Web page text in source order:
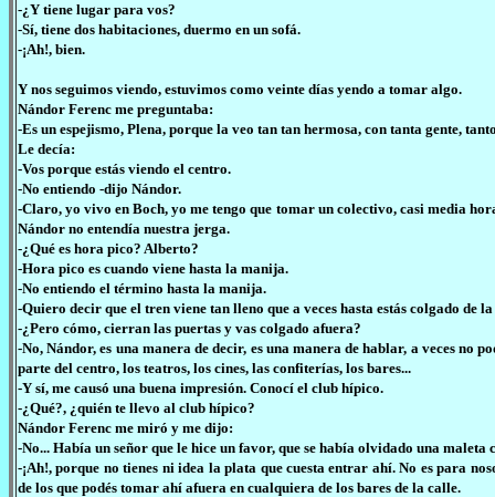
-¿Y tiene lugar para vos?
-Sí, tiene dos habitaciones, duermo en un sofá.
-¡Ah!, bien.
Y nos seguimos viendo, estuvimos como veinte días yendo a tomar algo.
Nándor Ferenc me preguntaba:
-Es un espejismo, Plena, porque la veo tan tan hermosa, con tanta gente,
Le decía:
-Vos porque estás viendo el centro.
-No entiendo -dijo Nándor.
-Claro, yo vivo en Boch, yo me tengo que tomar un colectivo, casi media
Nándor no entendía nuestra jerga.
-¿Qué es hora pico? Alberto?
-Hora pico es cuando viene hasta la manija.
-No entiendo el término hasta la manija.
-Quiero decir que el tren viene tan lleno que a veces hasta estás colgado de
-¿Pero cómo, cierran las puertas y vas colgado afuera?
-No, Nándor, es una manera de decir, es una manera de hablar, a veces no
parte del centro, los teatros, los cines, las confiterías, los bares...
-Y sí, me causó una buena impresión. Conocí el club hípico.
-¿Qué?, ¿quién te llevo al club hípico?
Nándor Ferenc me miró y me dijo:
-No... Había un señor que le hice un favor, que se había olvidado una
-¡Ah!, porque no tienes ni idea la plata que cuesta entrar ahí. No es para
de los que podés tomar ahí afuera en cualquiera de los bares de la calle.